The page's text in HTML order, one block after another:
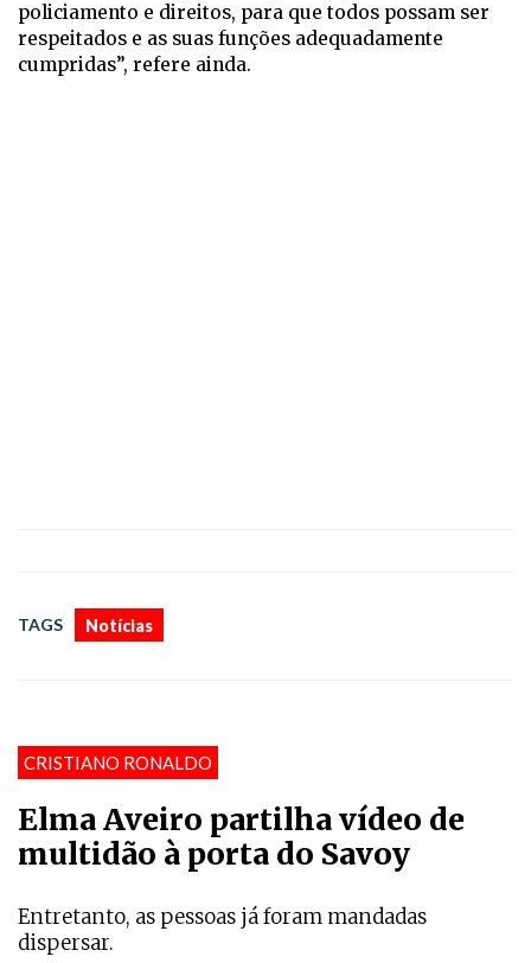
policiamento e direitos, para que todos possam ser
respeitados e as suas funções adequadamente
cumpridas”, refere ainda.
TAGS Notícias
CRISTIANO RONALDO
Elma Aveiro partilha vídeo de
multidão à porta do Savoy
Entretanto, as pessoas já foram mandadas
dispersar.